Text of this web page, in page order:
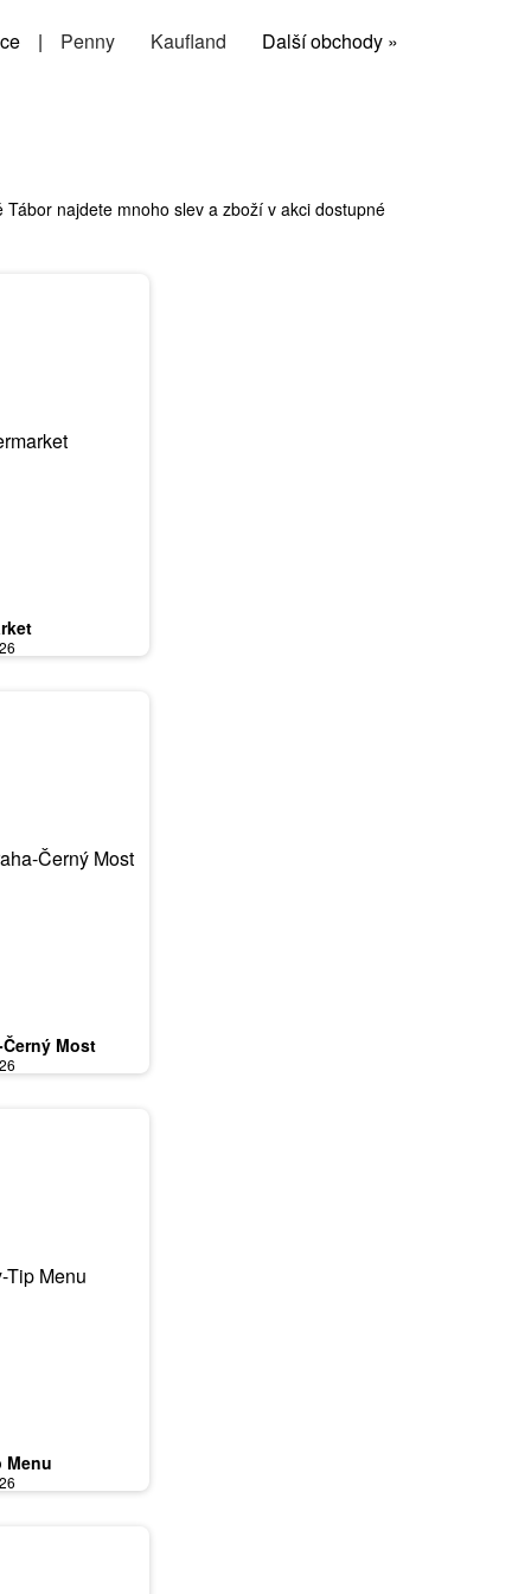
| Penny Kaufland Další obchody »
najdete mnoho slev a zboží v akci dostupné
Most
Menu